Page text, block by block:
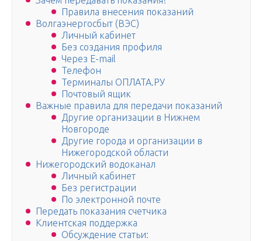
Правила внесения показаний
Волгаэнергосбыт (ВЭС)
Личный кабинет
Без создания профиля
Через E-mail
Телефон
Терминалы ОПЛАТА.РУ
Почтовый ящик
Важные правила для передачи показаний
Другие организации в Нижнем
Новгороде
Другие города и организации в
Нижегородской области
Нижегородский водоканал
Личный кабинет
Без регистрации
По электронной почте
Передать показания счетчика
Клиентская поддержка
Обсуждение статьи: